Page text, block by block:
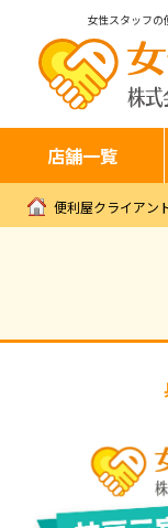
女性スタッフの
店舗一覧
便利屋クライアン